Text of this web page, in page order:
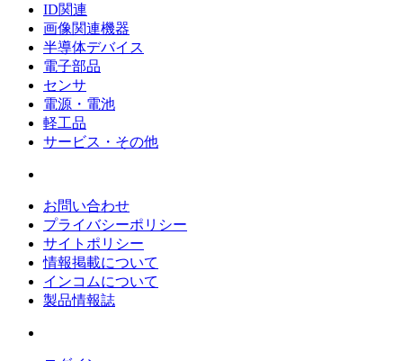
ID関連
画像関連機器
半導体デバイス
電子部品
センサ
電源・電池
軽工品
サービス・その他
お問い合わせ
プライバシーポリシー
サイトポリシー
情報掲載について
インコムについて
製品情報誌